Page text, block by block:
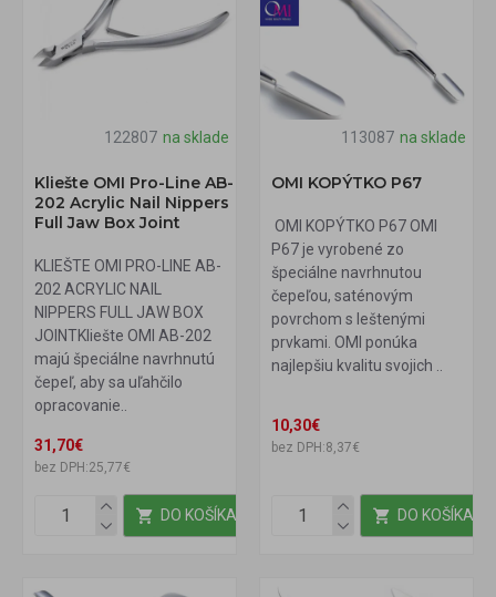
122807 na sklade
Kliešte OMI Pro-Line AB-
202 Acrylic Nail Nippers
Full Jaw Box Joint
KLIEŠTE OMI PRO-LINE AB-
202 ACRYLIC NAIL
NIPPERS FULL JAW BOX
JOINTKliešte OMI AB-202
majú špeciálne navrhnutú
čepeľ, aby sa uľahčilo
opracovanie..
31,70€
bez DPH:25,77€
DO KOŠÍKA
113087 na sklade
OMI KOPÝTKO P67
OMI KOPÝTKO P67 OMI
P67 je vyrobené zo
špeciálne navrhnutou
čepeľou, saténovým
povrchom s leštenými
prvkami. OMI ponúka
najlepšiu kvalitu svojich ..
10,30€
bez DPH:8,37€
DO KOŠÍKA